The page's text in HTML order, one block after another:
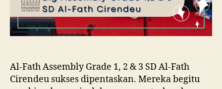
Al-Fath Assembly Grade 1, 2 & 3 SD Al-Fath
Cirendeu sukses dipentaskan. Mereka begitu